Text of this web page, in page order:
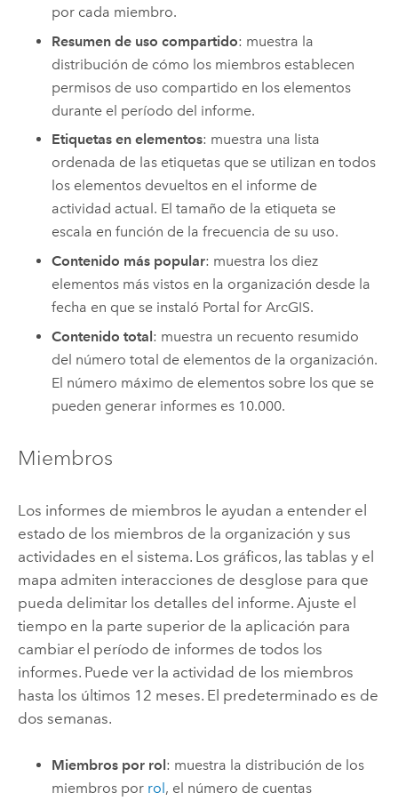
por cada miembro.
Resumen de uso compartido: muestra la
distribución de cómo los miembros establecen
permisos de uso compartido en los elementos
durante el período del informe.
Etiquetas en elementos: muestra una lista
ordenada de las etiquetas que se utilizan en todos
los elementos devueltos en el informe de
actividad actual. El tamaño de la etiqueta se
escala en función de la frecuencia de su uso.
Contenido más popular: muestra los diez
elementos más vistos en la organización desde la
fecha en que se instaló Portal for ArcGIS.
Contenido total: muestra un recuento resumido
del número total de elementos de la organización.
El número máximo de elementos sobre los que se
pueden generar informes es 10.000.
Miembros
Los informes de miembros le ayudan a entender el
estado de los miembros de la organización y sus
actividades en el sistema. Los gráficos, las tablas y el
mapa admiten interacciones de desglose para que
pueda delimitar los detalles del informe. Ajuste el
tiempo en la parte superior de la aplicación para
cambiar el período de informes de todos los
informes. Puede ver la actividad de los miembros
hasta los últimos 12 meses. El predeterminado es de
dos semanas.
Miembros por rol: muestra la distribución de los
miembros por rol, el número de cuentas